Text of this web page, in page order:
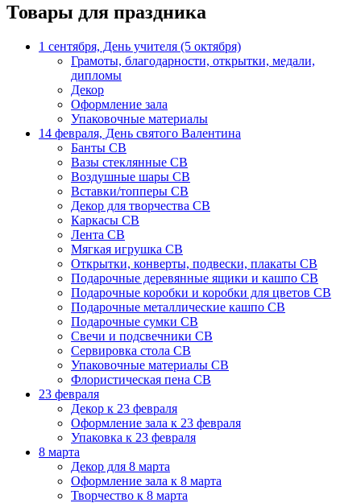
Товары для праздника
1 сентября, День учителя (5 октября)
Грамоты, благодарности, открытки, медали,
дипломы
Декор
Оформление зала
Упаковочные материалы
14 февраля, День святого Валентина
Банты СВ
Вазы стеклянные СВ
Воздушные шары СВ
Вставки/топперы СВ
Декор для творчества СВ
Каркасы СВ
Лента СВ
Мягкая игрушка СВ
Открытки, конверты, подвески, плакаты СВ
Подарочные деревянные ящики и кашпо СВ
Подарочные коробки и коробки для цветов СВ
Подарочные металлические кашпо СВ
Подарочные сумки СВ
Свечи и подсвечники СВ
Сервировка стола СВ
Упаковочные материалы СВ
Флористическая пена СВ
23 февраля
Декор к 23 февраля
Оформление зала к 23 февраля
Упаковка к 23 февраля
8 марта
Декор для 8 марта
Оформление зала к 8 марта
Творчество к 8 марта